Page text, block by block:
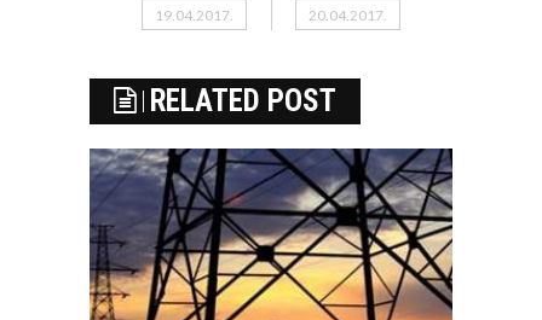
19.04.2017. 20.04.2017.
RELATED POST